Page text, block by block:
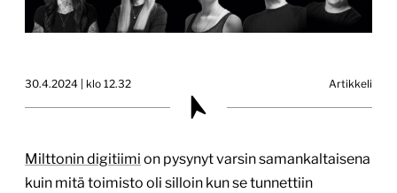
30.4.2024 | klo 12.32 Artikkeli
Milttonin digitiimi on pysynyt varsin samankaltaisena
kuin mitä toimisto oli silloin kun se tunnettiin